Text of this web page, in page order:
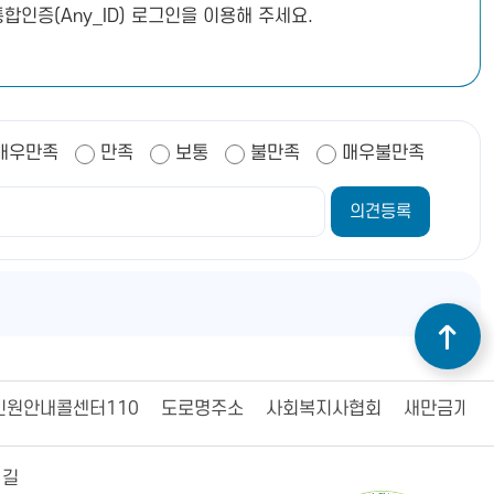
인증(Any_ID) 로그인을 이용해 주세요.
우만족 만족 보통 불만족 매우불만족
원안내콜센터110 도로명주소 사회복지사협회 새만금개발